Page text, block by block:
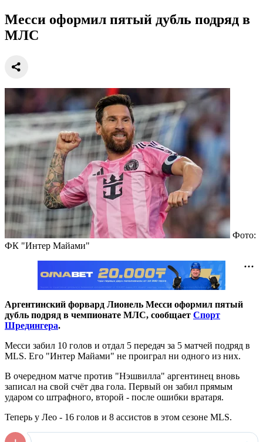
Месси оформил пятый дубль подряд в
МЛС
Фото:
ФК "Интер Майами"
Аргентинский форвард Лионель Месси оформил пятый
дубль подряд в чемпионате МЛС, сообщает Спорт
Шредингера.
Месси забил 10 голов и отдал 5 передач за 5 матчей подряд в
MLS. Его "Интер Майами" не проиграл ни одного из них.
В очередном матче против "Нэшвилла" аргентинец вновь
записал на свой счёт два гола. Первый он забил прямым
ударом со штрафного, второй - после ошибки вратаря.
Теперь у Лео - 16 голов и 8 ассистов в этом сезоне MLS.